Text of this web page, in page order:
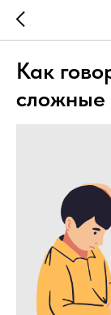
Как
сложные